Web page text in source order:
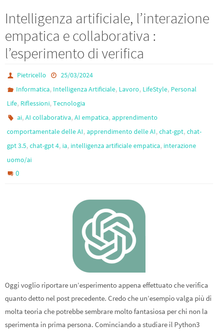
b
o
o
k
er a
m
ail ar
e
Intelligenza artificiale, l’interazione
empatica e collaborativa :
l’esperimento di verifica
Pietricello
25/03/2024
Informatica, Intelligenza Artificiale, Lavoro, LifeStyle, Personal
Life, Riflessioni, Tecnologia
ai,AI collaborativa,AI empatica,apprendimento
comportamentale delle AI, apprendimento delle AI, chat-gpt, chat-
gpt 3.5, chat-gpt 4, ia, intelligenza artificiale empatica, interazione
uomo/ai
0
Oggi voglio riportare un’esperimento appena effettuato che verifica
quanto detto nel post precedente. Credo che un’esempio valga più di
molta teoria che potrebbe sembrare molto fantasiosa per chi non la
sperimenta in prima persona. Cominciando a studiare il Python3